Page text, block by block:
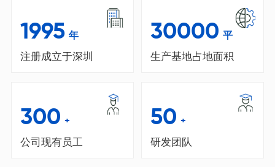
1995 年
注册成立于深圳
30000 平
生产基地占地面积
300 +
公司现有员工
50 +
研发团队